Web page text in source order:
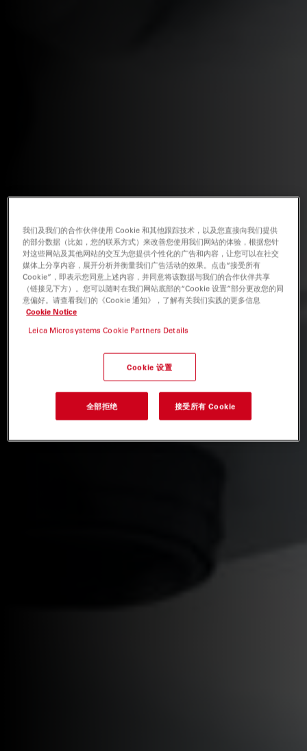
我们及我们的合作伙伴使用 Cookie 和其他跟踪技术，以及您直接向我们提供
的部分数据（比如，您的联系方式）来改善您使用我们网站的体验，根据您针
对这些网站及其他网站的交互为您提供个性化的广告和内容，让您可以在社交
媒体上分享内容，展开分析并衡量我们广告活动的效果。点击“接受所有
Cookie”，即表示您同意上述内容，并同意将该数据与我们的合作伙伴共享
（链接见下方）。您可以随时在我们网站底部的“Cookie 设置”部分更改您的同
意偏好。请查看我们的《Cookie 通知》，了解有关我们实践的更多信息
Cookie Notice
Leica Microsystems Cookie Partners Details
Cookie 设置
全部拒绝 接受所有 Cookie